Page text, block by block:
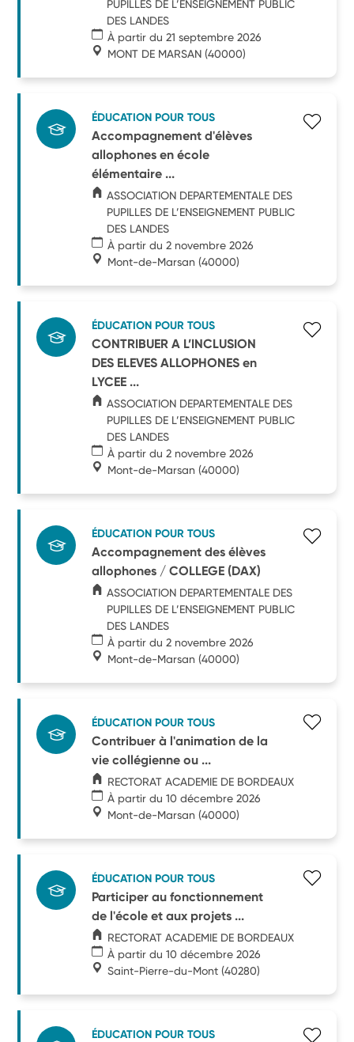
PUPILLES DE L’ENSEIGNEMENT PUBLIC
DES LANDES
À partir du 21 septembre 2026
MONT DE MARSAN (40000)
ÉDUCATION POUR TOUS
Accompagnement d'élèves
allophones en école
élémentaire ...
ASSOCIATION DEPARTEMENTALE DES
PUPILLES DE L’ENSEIGNEMENT PUBLIC
DES LANDES
À partir du 2 novembre 2026
Mont-de-Marsan (40000)
ÉDUCATION POUR TOUS
CONTRIBUER A L’INCLUSION
DES ELEVES ALLOPHONES en
LYCEE ...
ASSOCIATION DEPARTEMENTALE DES
PUPILLES DE L’ENSEIGNEMENT PUBLIC
DES LANDES
À partir du 2 novembre 2026
Mont-de-Marsan (40000)
ÉDUCATION POUR TOUS
Accompagnement des élèves
allophones / COLLEGE (DAX)
ASSOCIATION DEPARTEMENTALE DES
PUPILLES DE L’ENSEIGNEMENT PUBLIC
DES LANDES
À partir du 2 novembre 2026
Mont-de-Marsan (40000)
ÉDUCATION POUR TOUS
Contribuer à l'animation de la
vie collégienne ou ...
RECTORAT ACADEMIE DE BORDEAUX
À partir du 10 décembre 2026
Mont-de-Marsan (40000)
ÉDUCATION POUR TOUS
Participer au fonctionnement
de l'école et aux projets ...
RECTORAT ACADEMIE DE BORDEAUX
À partir du 10 décembre 2026
Saint-Pierre-du-Mont (40280)
ÉDUCATION POUR TOUS